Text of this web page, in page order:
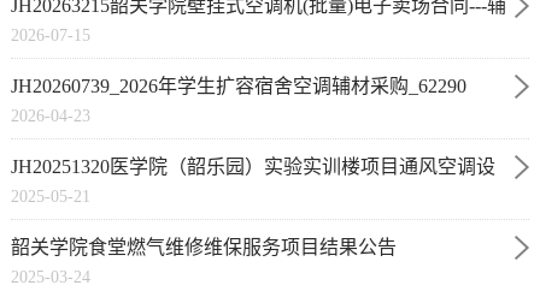
JH20263215韶关学院壁挂式空调机(批量)电子卖场合同---辅
材与旧机拆运
2026-07-15
JH20260739_2026年学生扩容宿舍空调辅材采购_62290
2026-04-23
JH20251320医学院（韶乐园）实验实训楼项目通风空调设
备安装及辅材
2025-05-21
韶关学院食堂燃气维修维保服务项目结果公告
2025-03-24